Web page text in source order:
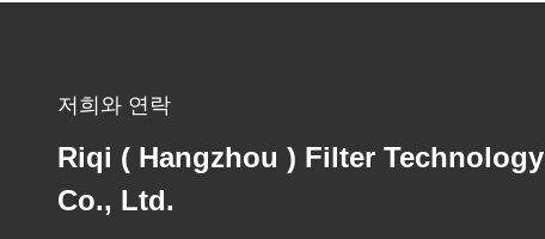
저희와 연락
Riqi ( Hangzhou ) Filter Technology
Co., Ltd.